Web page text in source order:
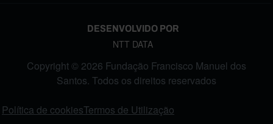
DESENVOLVIDO POR
NTT DATA
Copyright © 2026 Fundação Francisco Manuel dos
Santos. Todos os direitos reservados
Política de cookiesTermos de Utilização